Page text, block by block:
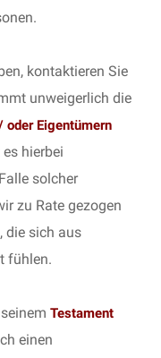
kontaktieren Sie
unweigerlich die
oder Eigentümern
hierbei
solcher
zu Rate gezogen
die sich aus
fühlen.
Testament
einen